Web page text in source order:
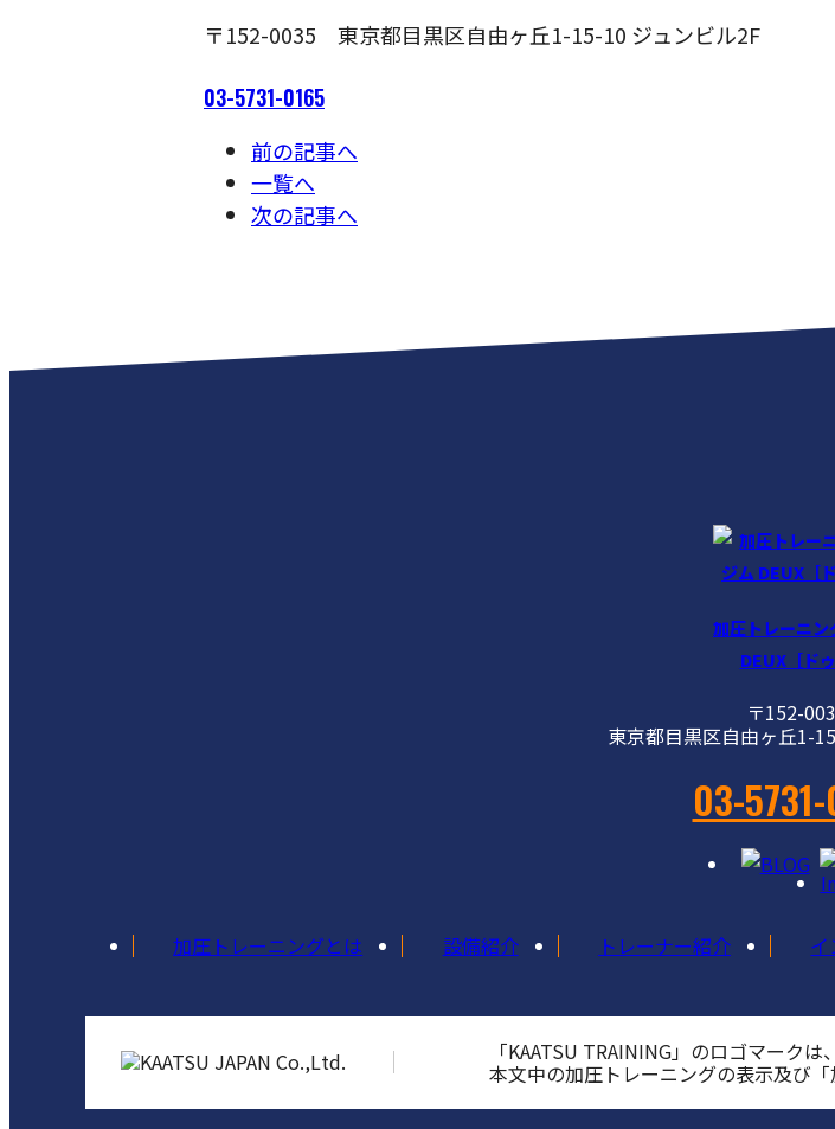
〒152-0035 東京都目黒区自由ヶ丘1-15-10 ジュンビル2F
03-5731-0165
前の記事へ
一覧へ
次の記事へ
加圧トレーニン
DEUX［ドゥ
〒152-
東京都目黒区自由ヶ丘1-
03-
加圧トレーニングとは 設備紹介 トレーナー紹介 イ
「KAATSU TRAINING」のロゴマークは
本文中の加圧トレーニングの表示及び「